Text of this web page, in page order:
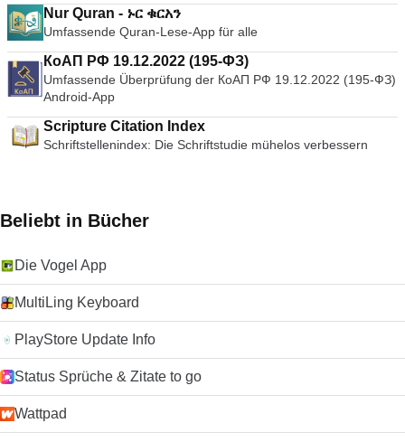
Nur Quran - ኑር ቁርአን
Umfassende Quran-Lese-App für alle
КоАП РФ 19.12.2022 (195-ФЗ)
Umfassende Überprüfung der КоАП РФ 19.12.2022 (195-ФЗ)
Android-App
Scripture Citation Index
Schriftstellenindex: Die Schriftstudie mühelos verbessern
Beliebt in Bücher
Die Vogel App
MultiLing Keyboard
PlayStore Update Info
Status Sprüche & Zitate to go
Wattpad